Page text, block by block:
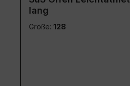
lang
Größe: 128